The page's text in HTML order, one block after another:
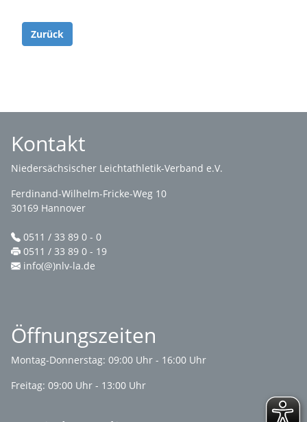
Zurück
Kontakt
Niedersächsischer Leichtathletik-Verband e.V.
Ferdinand-Wilhelm-Fricke-Weg 10
30169 Hannover
0511 / 33 89 0 - 0
0511 / 33 89 0 - 19
info(@)nlv-la.de
Öffnungszeiten
Montag-Donnerstag: 09:00 Uhr - 16:00 Uhr
Freitag: 09:00 Uhr - 13:00 Uhr